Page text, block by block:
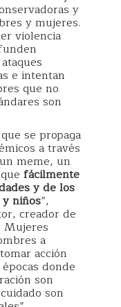
y
y mujeres.
violencia
e intentan
que no
son
se propaga
a través
meme, un
fácilmente
y de los
niños”,
creador de
Mujeres
a
acción
donde
son
son